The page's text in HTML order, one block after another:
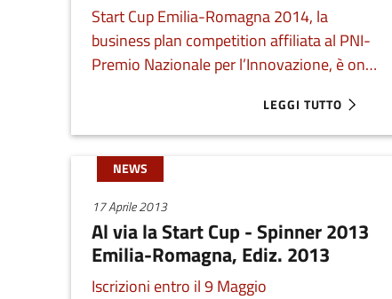
Start Cup Emilia-Romagna 2014, la
business plan competition affiliata al PNI-
Premio Nazionale per l’Innovazione, è on
LEGGI TUTTO
ABOUT
NEWS
17 Aprile 2013
Al via la Start Cup - Spinner 2013
Emilia-Romagna, Ediz. 2013
Iscrizioni entro il 9 Maggio